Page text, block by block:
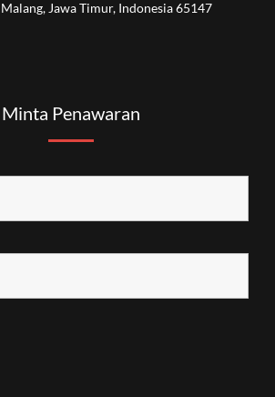
Jawa Timur, Indonesia 65147
Minta Penawaran